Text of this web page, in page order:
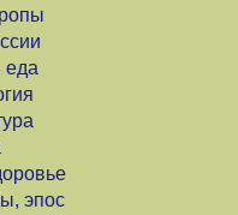
еда
эпос